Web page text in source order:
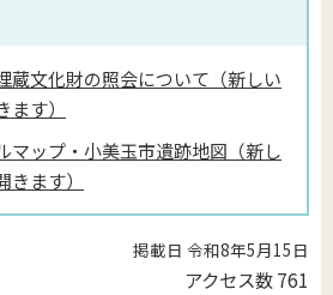
蔵文化財の照会について（新しい
す）
マップ・小美玉市遺跡地図（新し
ます）
掲載日 令和8年5月15日
アクセス数761